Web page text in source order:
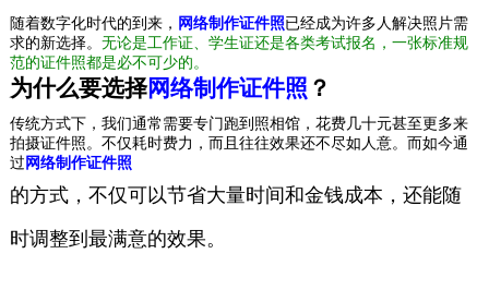
随着数字化时代的到来， 网络制作证件照已经成为许多人解决照片需
求的新选择。 无论是工作证、学生证还是各类考试报名，一张标准规
范的证件照都是必不可少的。
为什么要选择网络制作证件照 ？
传统方式下，我们通常需要专门跑到照相馆，花费几十元甚至更多来
拍摄证件照。不仅耗时费力，而且往往效果还不尽如人意。而如今通
过 网络制作证件照
的方式，不仅可以节省大量时间和金钱成本，还能随
时调整到最满意的效果。